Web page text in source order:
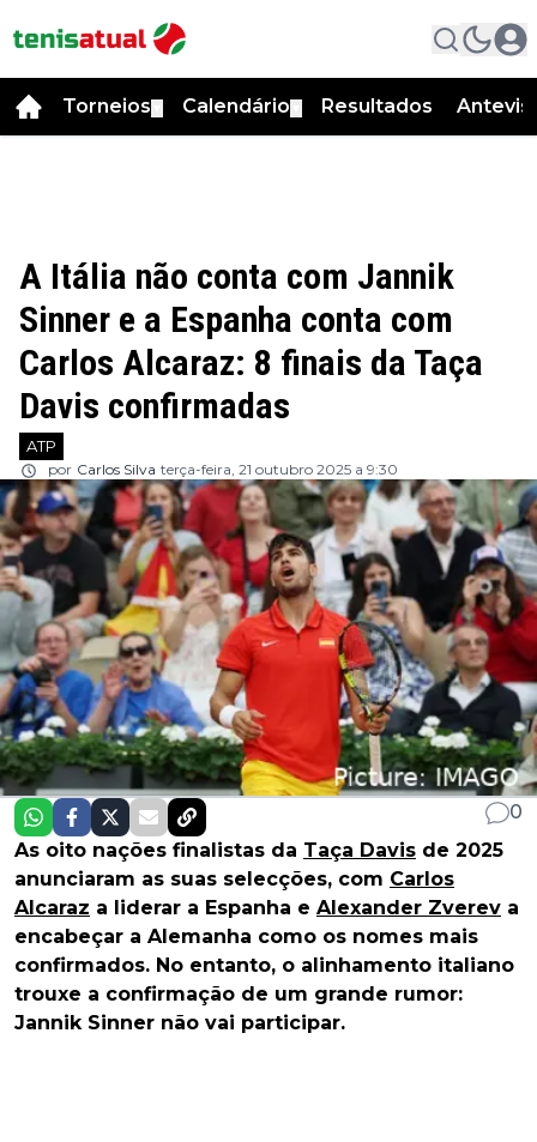
Torneios Calendário Resultados
A Itália não conta com Jannik
Sinner e a Espanha conta com
Carlos Alcaraz: 8 finais da Taça
Davis confirmadas
ATP
por Carlos Silva terça-feira, 21 outubro 2025 a 9:30
0
As oito nações finalistas da Taça Davis de 2025
anunciaram as suas selecções, com Carlos
Alcaraz a liderar a Espanha e Alexander Zverev a
encabeçar a Alemanha como os nomes mais
confirmados. No entanto, o alinhamento italiano
trouxe a confirmação de um grande rumor:
Jannik Sinner não vai participar.